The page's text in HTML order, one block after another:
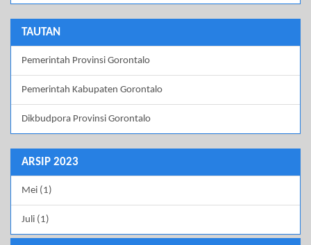
TAUTAN
Pemerintah Provinsi Gorontalo
Pemerintah Kabupaten Gorontalo
Dikbudpora Provinsi Gorontalo
ARSIP 2023
Mei (1)
Juli (1)